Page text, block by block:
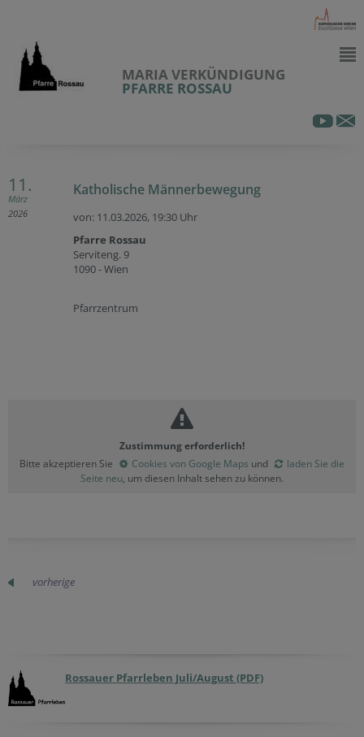
MARIA VERKÜNDIGUNG
PFARRE ROSSAU
11.
März
2026
Katholische Männerbewegung
von: 11.03.2026, 19:30 Uhr
Pfarre Rossau
Serviteng. 9
1090 - Wien
Pfarrzentrum
Zustimmung erforderlich!
Bitte akzeptieren Sie
Cookies von Google Maps und
laden Sie die
Seite neu, um diesen Inhalt sehen zu können.
vorherige
Rossauer Pfarrleben Juli/August (PDF)